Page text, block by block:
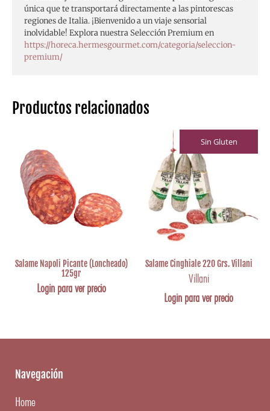
Productos relacionados
Salame Napoli Picante (Loncheado)
125gr
Login para ver precio
Sin Gluten
Salame Cinghiale 220 Grs. Villani
Villani
Login para ver precio
única que te transportará directamente a las pintorescas
regiones de Italia. ¡Bienvenido a un viaje sensorial
inolvidable! Explora nuestra Selección Premium en
https://horeca.hermesgourmet.com/categoria/seleccion-
premium/
Navegación
Home